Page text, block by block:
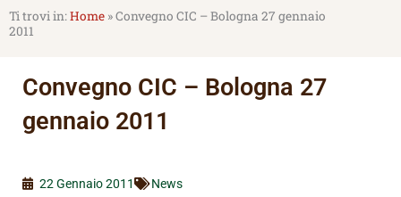
Home »Convegno CIC – Bologna 27 gennaio
2011
Convegno CIC – Bologna 27
gennaio 2011
22 Gennaio 2011 News